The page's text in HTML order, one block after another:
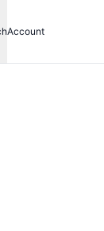
Account